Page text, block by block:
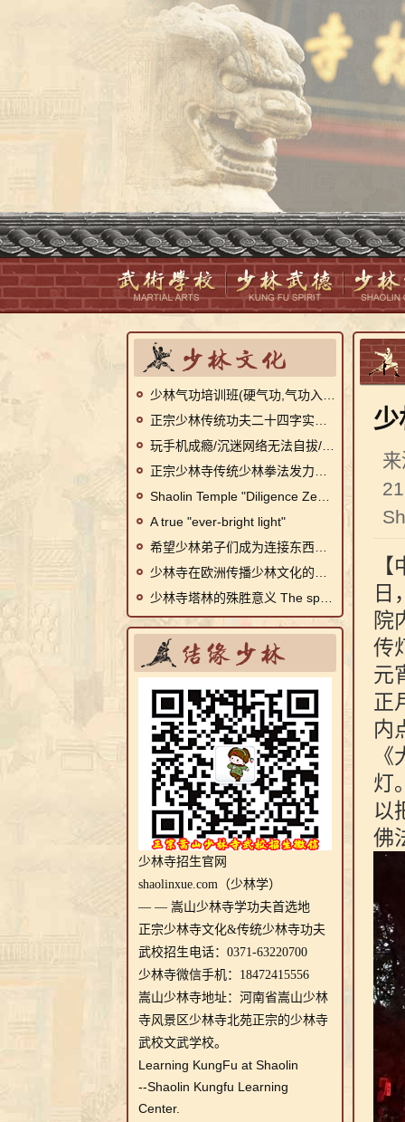
少林气功培训班(硬气功,气功入门,气功纠偏)短期招生简章
正宗少林传统功夫二十四字实战诀
玩手机成瘾/沉迷网络无法自拔/厌学逃学的孩子怎么办?
正宗少林寺传统少林拳法发力秘诀
Shaolin Temple "Diligence Zen VII"
A true "ever-bright light"
希望少林弟子们成为连接东西方文化的使者
少林寺在欧洲传播少林文化的三个主要途径
少林寺塔林的殊胜意义 The special significance of Shaolin Temple Tallinn
少林寺招生官网
shaolinxue.com（少林学）
— — 嵩山少林寺学功夫首选地
正宗少林寺文化&传统少林寺功夫
武校招生电话：0371-63220700
少林寺微信手机：18472415556
嵩山少林寺地址：河南省嵩山少林
寺风景区少林寺北苑正宗的少林寺
武校文武学校。
Learning KungFu at Shaolin
--Shaolin Kungfu Learning
Center.
少
日
院
传
元
正
内
灯
以
佛